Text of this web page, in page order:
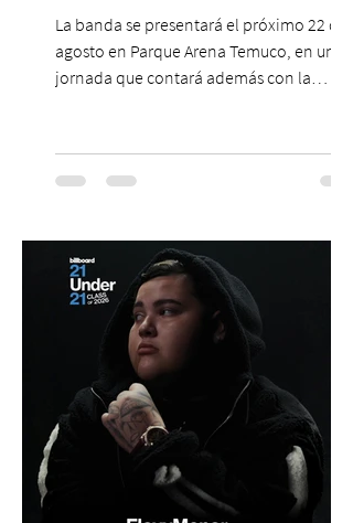
La banda se presentará el próximo 22 de
agosto en Parque Arena Temuco, en una
jornada que contará además con la
agosto, el Parque Arena Temuco será
escenario de una noche dedicada al indie
banda que llegará a la capital de La
Araucanía para ofrecer un show cargado
de energía, guitarras y canciones que han
marcado su breve pero exitosa trayectoria.